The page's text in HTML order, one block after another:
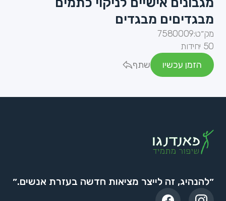
מבגדיםים מבגדים
מק״ט:7580009
50 יחידות
הזמן עכשיו
שתף
״להנהיג, זה לייצר מציאות חדשה בעזרת אנשים.״